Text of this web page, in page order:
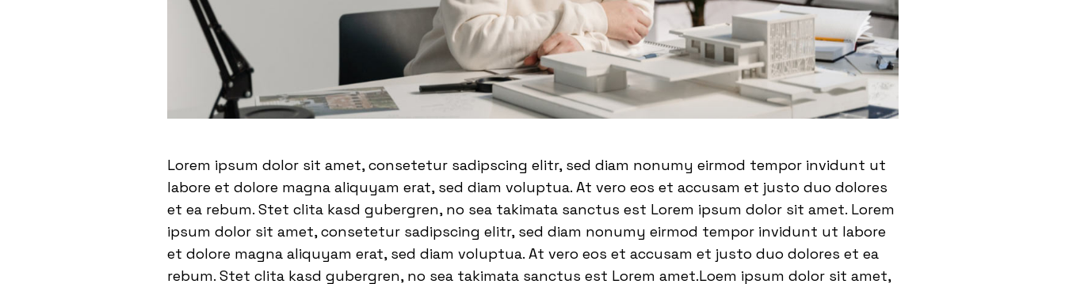
Lorem ipsum dolor sit amet, consetetur sadipscing elitr, sed diam nonumy eirmod tempor invidunt ut
labore et dolore magna aliquyam erat, sed diam voluptua. At vero eos et accusam et justo duo dolores
et ea rebum. Stet clita kasd gubergren, no sea takimata sanctus est Lorem ipsum dolor sit amet. Lorem
ipsum dolor sit amet, consetetur sadipscing elitr, sed diam nonumy eirmod tempor invidunt ut labore
et dolore magna aliquyam erat, sed diam voluptua. At vero eos et accusam et justo duo dolores et ea
rebum. Stet clita kasd gubergren, no sea takimata sanctus est Lorem amet.Loem ipsum dolor sit amet,